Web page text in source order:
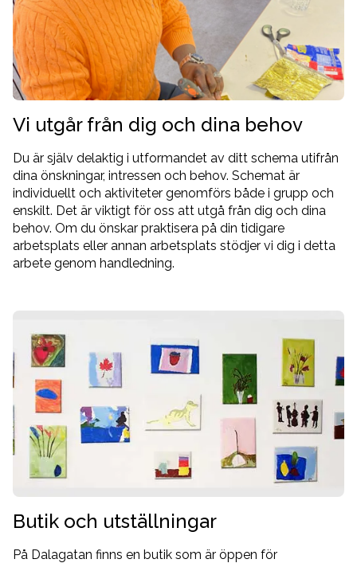
Vi utgår från dig och dina behov
Du är själv delaktig i utformandet av ditt schema utifrån
dina önskningar, intressen och behov. Schemat är
individuellt och aktiviteter genomförs både i grupp och
enskilt. Det är viktigt för oss att utgå från dig och dina
behov. Om du önskar praktisera på din tidigare
arbetsplats eller annan arbetsplats stödjer vi dig i detta
arbete genom handledning.
Butik och utställningar
På Dalagatan finns en butik som är öppen för